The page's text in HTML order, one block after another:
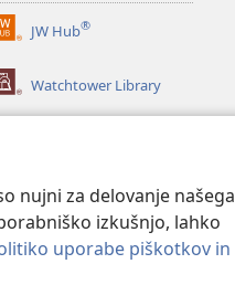
nujni za delovanje našega
izkušnjo, lahko
uporabe piškotkov in
JW Hub®
Watchtower Library